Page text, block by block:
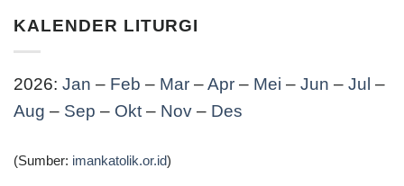
KALENDER LITURGI
2026: Jan – Feb – Mar –Apr – Mei – Jun – Jul –
Aug – Sep – Okt – Nov – Des
(Sumber: imankatolik.or.id)